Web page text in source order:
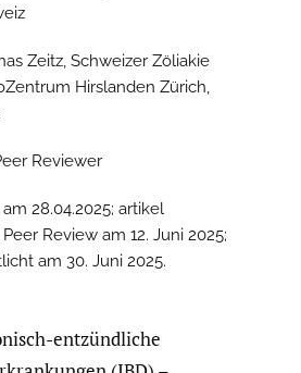
Zeitz, Schweizer Zöliakie
Hirslanden Zürich,
Reviewer
28.04.2025; artikel
Review am 12. Juni 2025;
am 30. Juni 2025.
entzündliche